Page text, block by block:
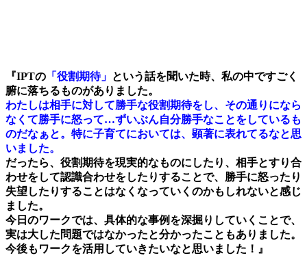
『IPTの 「役割期待」 という話を聞いた時、私の中ですごく
腑に落ちるものがありました。
わたしは相手に対して勝手な役割期待をし、その通りになら
なくて勝手に怒って…ずいぶん自分勝手なことをしているも
のだなぁと。特に子育てにおいては、顕著に表れてるなと思
いました。
だったら、役割期待を現実的なものにしたり、相手とすり合
わせをして認識合わせをしたりすることで、勝手に怒ったり
失望したりすることはなくなっていくのかもしれないと感じ
ました。
今日のワークでは、具体的な事例を深掘りしていくことで、
実は大した問題ではなかったと分かったこともありました。
今後もワークを活用していきたいなと思いました！』